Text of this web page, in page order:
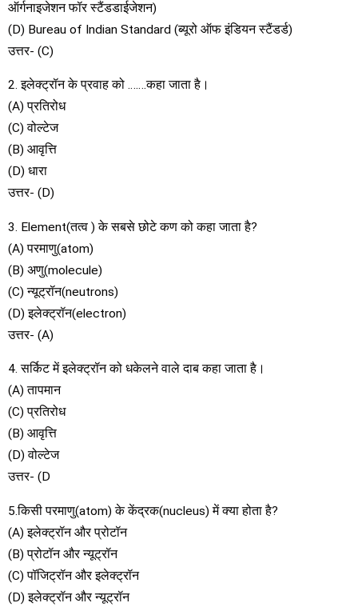
ऑर्गनाइजेशन फॉर स्टैंडडाईजेशन)
(D) Bureau of Indian Standard (ब्यूरो ऑफ इंडियन स्टैंडर्ड)
उत्तर- (C)
2. इलेक्ट्रॉन के प्रवाह को …….कहा जाता है।
(A) प्रतिरोध
(C) वोल्टेज
(B) आवृत्ति
(D) धारा
उत्तर- (D)
3. Element(तत्व ) के सबसे छोटे कण को कहा जाता है?
(A) परमाणु(atom)
(B) अणु(molecule)
(C) न्यूट्रॉन(neutrons)
(D) इलेक्ट्रॉन(electron)
उत्तर- (A)
4. सर्किट में इलेक्ट्रॉन को धकेलने वाले दाब कहा जाता है।
(A) तापमान
(C) प्रतिरोध
(B) आवृत्ति
(D) वोल्टेज
उत्तर- (D
5.किसी परमाणु(atom) के केंद्रक(nucleus) में क्या होता है?
(A) इलेक्ट्रॉन और प्रोटॉन
(B) प्रोटॉन और न्यूट्रॉन
(C) पॉजिट्रॉन और इलेक्ट्रॉन
(D) इलेक्ट्रॉन और न्यूट्रॉन